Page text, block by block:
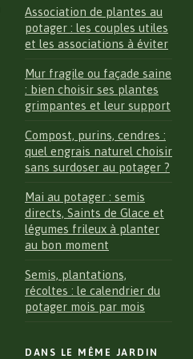
Association de plantes au
potager : les couples utiles
et les associations à éviter
Mur fragile ou façade saine
: bien choisir ses plantes
grimpantes et leur support
Compost, purins, cendres :
quel engrais naturel choisir
sans surdoser au potager ?
Mai au potager : semis
directs, Saints de Glace et
légumes frileux à planter
au bon moment
Semis, plantations,
récoltes : le calendrier du
potager mois par mois
DANS LE MÊME JARDIN